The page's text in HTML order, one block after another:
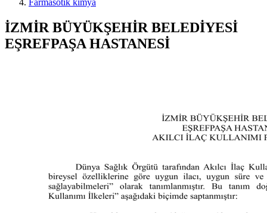
Farmasötik kimya
İZMİR BÜYÜKŞEHİR BELEDİYESİ
EŞREFPAŞA HASTANESİ